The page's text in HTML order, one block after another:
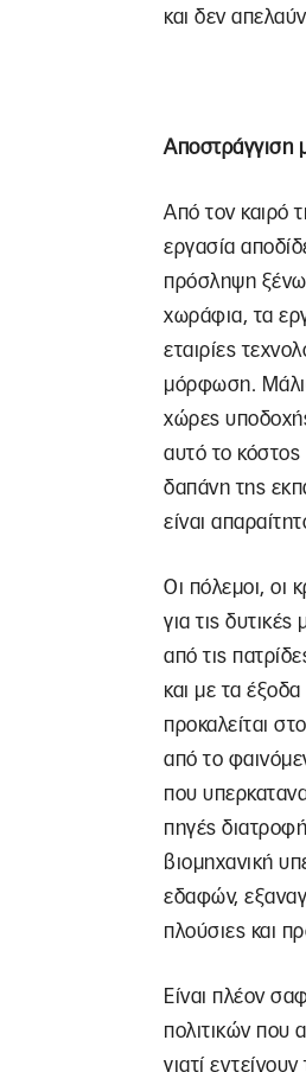
και δεν
Αποστράγγιση
Από τον καιρό
εργασία
πρόσληψη
χωράφια, τα
εταιρίες
μόρφωση.
χώρες
αυτό το κόστος
δαπάνη της
είναι
Οι πόλεμοι, οι
για τις
από τις
και με τα
προκαλείται
από το
που
πηγές
βιομηχανική
εδαφών,
πλούσιες και
Είναι πλέον
πολιτικών που
γιατί